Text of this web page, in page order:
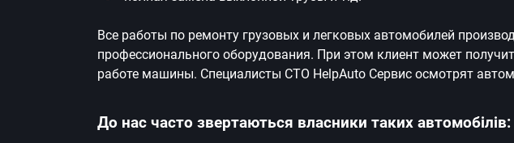
Все работы по ремонту грузовых и легковых автомобилей
профессионального оборудования. При этом клиент может
работе машины. Специалисты СТО HelpAuto Сервис осмотрят
До нас часто звертаються власники таких автомобілів: